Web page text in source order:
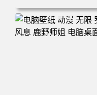
电脑壁纸 柯南和小兰背
面 高清壁纸 壁纸下载